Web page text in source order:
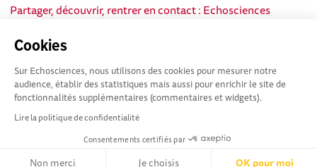
Cookies
Sur Echosciences, nous utilisons des cookies pour mesurer notre
audience, établir des statistiques mais aussi pour enrichir le site de
fonctionnalités supplémentaires (commentaires et widgets).
Lire la politique de confidentialité
Consentements certifiés par
Non merci Je choisis OK pour moi
Partager, découvrir, rentrer en contact : Echosciences
culture scientifique, technique et industrielle de la région.
Mentions légales|Politique de confidentialité|CGU
|Ligne éditoriale